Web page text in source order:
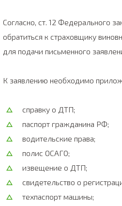
Согласно, ст. 12 Федерального
обратиться к страховщику
для подачи письменного
К заявлению необходимо
справку о ДТП;
паспорт гражданина РФ;
водительские права;
полис ОСАГО;
извещение о ДТП;
свидетельство о
техпаспорт машины;